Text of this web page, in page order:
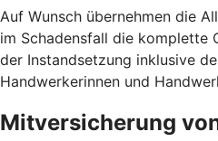
Auf Wunsch übernehmen die
im Schadensfall die komplette
der Instandsetzung inklusive
Handwerkerinnen und
Mitversicherung